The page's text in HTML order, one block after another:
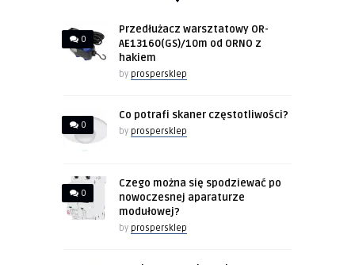
0
Przedłużacz warsztatowy OR-
AE13160(GS)/10m od ORNO z
hakiem
by prospersklep
0
Co potrafi skaner częstotliwości?
by prospersklep
0
Czego można się spodziewać po
nowoczesnej aparaturze
modułowej?
by prospersklep